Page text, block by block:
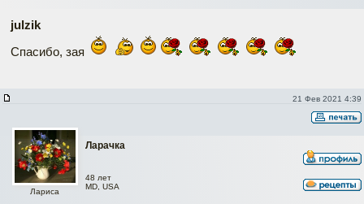
julzik
Спасибо, зая
21 Фев 2021 4:39
Ларачка
Лариса
48 лет
MD, USA